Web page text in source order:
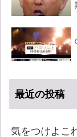
最近の投稿
気をつけよこ